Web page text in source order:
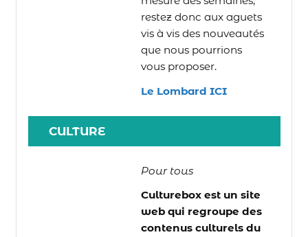
restez donc aux aguets
vis à vis des nouveautés
que nous pourrions
vous proposer.
Le Lombard ICI
CULTURE
Pour tous
Culturebox est un site
web qui regroupe des
contenus culturels du